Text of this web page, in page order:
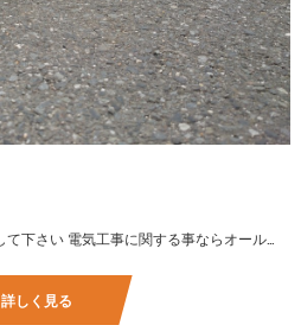
☆あなたの力を是非当社にお貸して下さい 電気工事に関する事ならオールマイティに対応しております（室内配線・室外配線、スイッチコンセント取付け、照明器具取付け、配電盤取付け、エアコン取付け、LANケーブル配線、アンテナ取付けなど） 【工具支給致します】 また新品工具と新品作業服を完全支給を致します。 高品質の作業服と工具入社してくれた方には支給致します♪
詳しく見る